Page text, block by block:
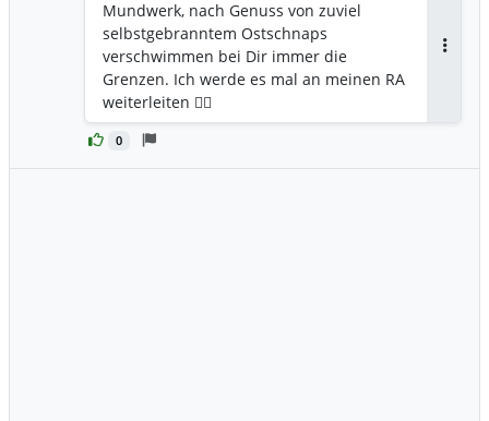
0
Mundwerk, nach Genuss von zuviel
selbstgebranntem Ostschnaps
verschwimmen bei Dir immer die
Grenzen. Ich werde es mal an meinen RA
weiterleiten 🤷‍♂️